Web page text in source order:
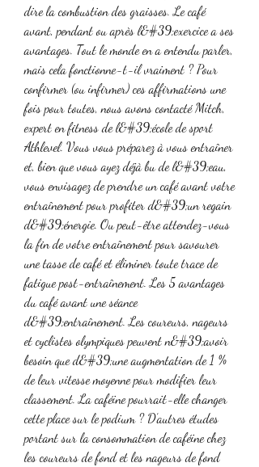
dire la combustion des graisses. Le café
avant, pendant ou après l&#39;exercice a ses
avantages. Tout le monde en a entendu parler,
mais cela fonctionne-t-il vraiment ? Pour
confirmer (ou infirmer) ces affirmations une
fois pour toutes, nous avons contacté Mitch,
expert en fitness de l&#39;école de sport
Athlevel. Vous vous préparez à vous entraîner
et, bien que vous ayez déjà bu de l&#39;eau,
vous envisagez de prendre un café avant votre
entraînement pour profiter d&#39;un regain
d&#39;énergie. Ou peut-être attendez-vous
la fin de votre entraînement pour savourer
une tasse de café et éliminer toute trace de
fatigue post-entraînement. Les 5 avantages
du café avant une séance
d&#39;entraînement. Les coureurs, nageurs
et cyclistes olympiques peuvent n&#39;avoir
besoin que d&#39;une augmentation de 1 %
de leur vitesse moyenne pour modifier leur
classement. La caféine pourrait-elle changer
cette place sur le podium ? D’autres études
portant sur la consommation de caféine chez
les coureurs de fond et les nageurs de fond